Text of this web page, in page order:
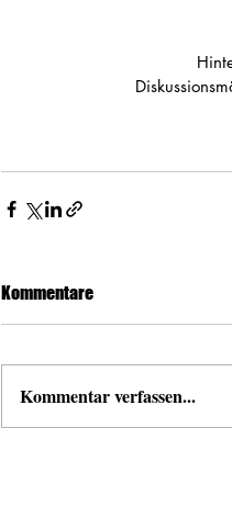
Kommentare
Kommentar verfassen...